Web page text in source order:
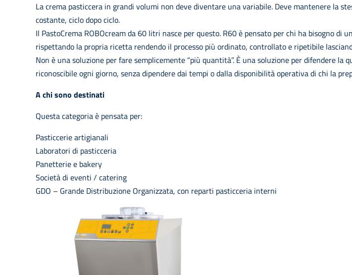
La crema pasticcera in grandi volumi non deve diventare una variabile. Deve mantenere la
costante, ciclo dopo ciclo.
Il PastoCrema ROBOcream da 60 litri nasce per questo. R60 è pensato per chi ha bisogno
rispettando la propria ricetta rendendo il processo più ordinato, controllato e ripetibile
Non è una soluzione per fare semplicemente “più quantità”. È una soluzione per difendere
riconoscibile ogni giorno, senza dipendere dai tempi o dalla disponibilità operativa di chi la
A chi sono destinati
Questa categoria è pensata per:
Pasticcerie artigianali
Laboratori di pasticceria
Panetterie e bakery
Società di eventi / catering
GDO – Grande Distribuzione Organizzata, con reparti pasticceria interni